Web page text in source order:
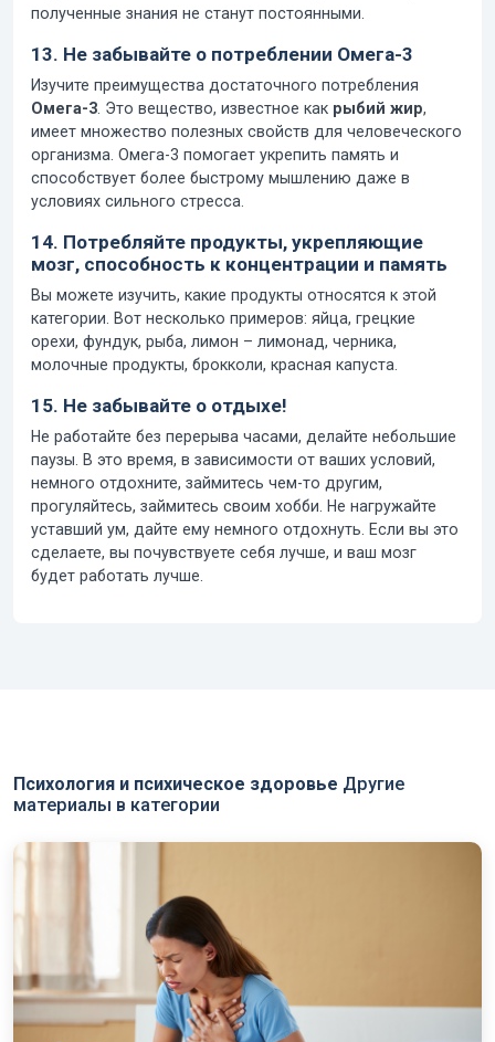
полученные знания не станут постоянными.
13. Не забывайте о потреблении Омега-3
Изучите преимущества достаточного потребления
Омега-3 . Это вещество, известное как рыбий жир,
имеет множество полезных свойств для человеческого
организма. Омега-3 помогает укрепить память и
способствует более быстрому мышлению даже в
условиях сильного стресса.
14. Потребляйте продукты, укрепляющие
мозг, способность к концентрации и память
Вы можете изучить, какие продукты относятся к этой
категории. Вот несколько примеров: яйца, грецкие
орехи, фундук, рыба, лимон – лимонад, черника,
молочные продукты, брокколи, красная капуста.
15. Не забывайте о отдыхе!
Не работайте без перерыва часами, делайте небольшие
паузы. В это время, в зависимости от ваших условий,
немного отдохните, займитесь чем-то другим,
прогуляйтесь, займитесь своим хобби. Не нагружайте
уставший ум, дайте ему немного отдохнуть. Если вы это
сделаете, вы почувствуете себя лучше, и ваш мозг
будет работать лучше.
Психология и психическое здоровье Другие
материалы в категории